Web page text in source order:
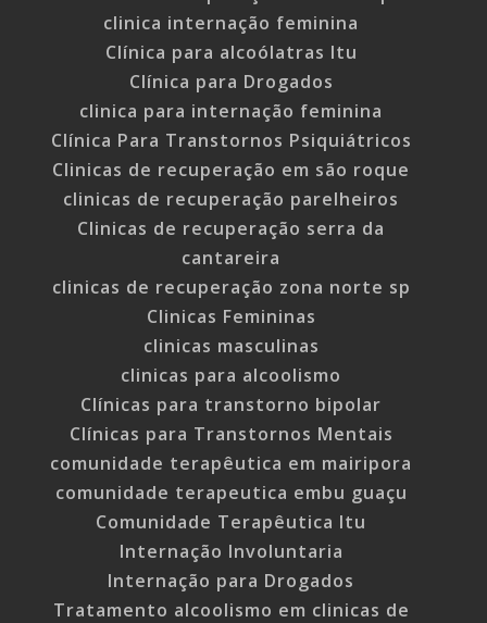
clinica internação feminina
Clínica para alcoólatras Itu
Clínica para Drogados
clinica para internação feminina
Clínica Para Transtornos Psiquiátricos
Clinicas de recuperação em são roque
clinicas de recuperação parelheiros
Clinicas de recuperação serra da
cantareira
clinicas de recuperação zona norte sp
Clinicas Femininas
clinicas masculinas
clinicas para alcoolismo
Clínicas para transtorno bipolar
Clínicas para Transtornos Mentais
comunidade terapêutica em mairipora
comunidade terapeutica embu guaçu
Comunidade Terapêutica Itu
Internação Involuntaria
Internação para Drogados
Tratamento alcoolismo em clinicas de